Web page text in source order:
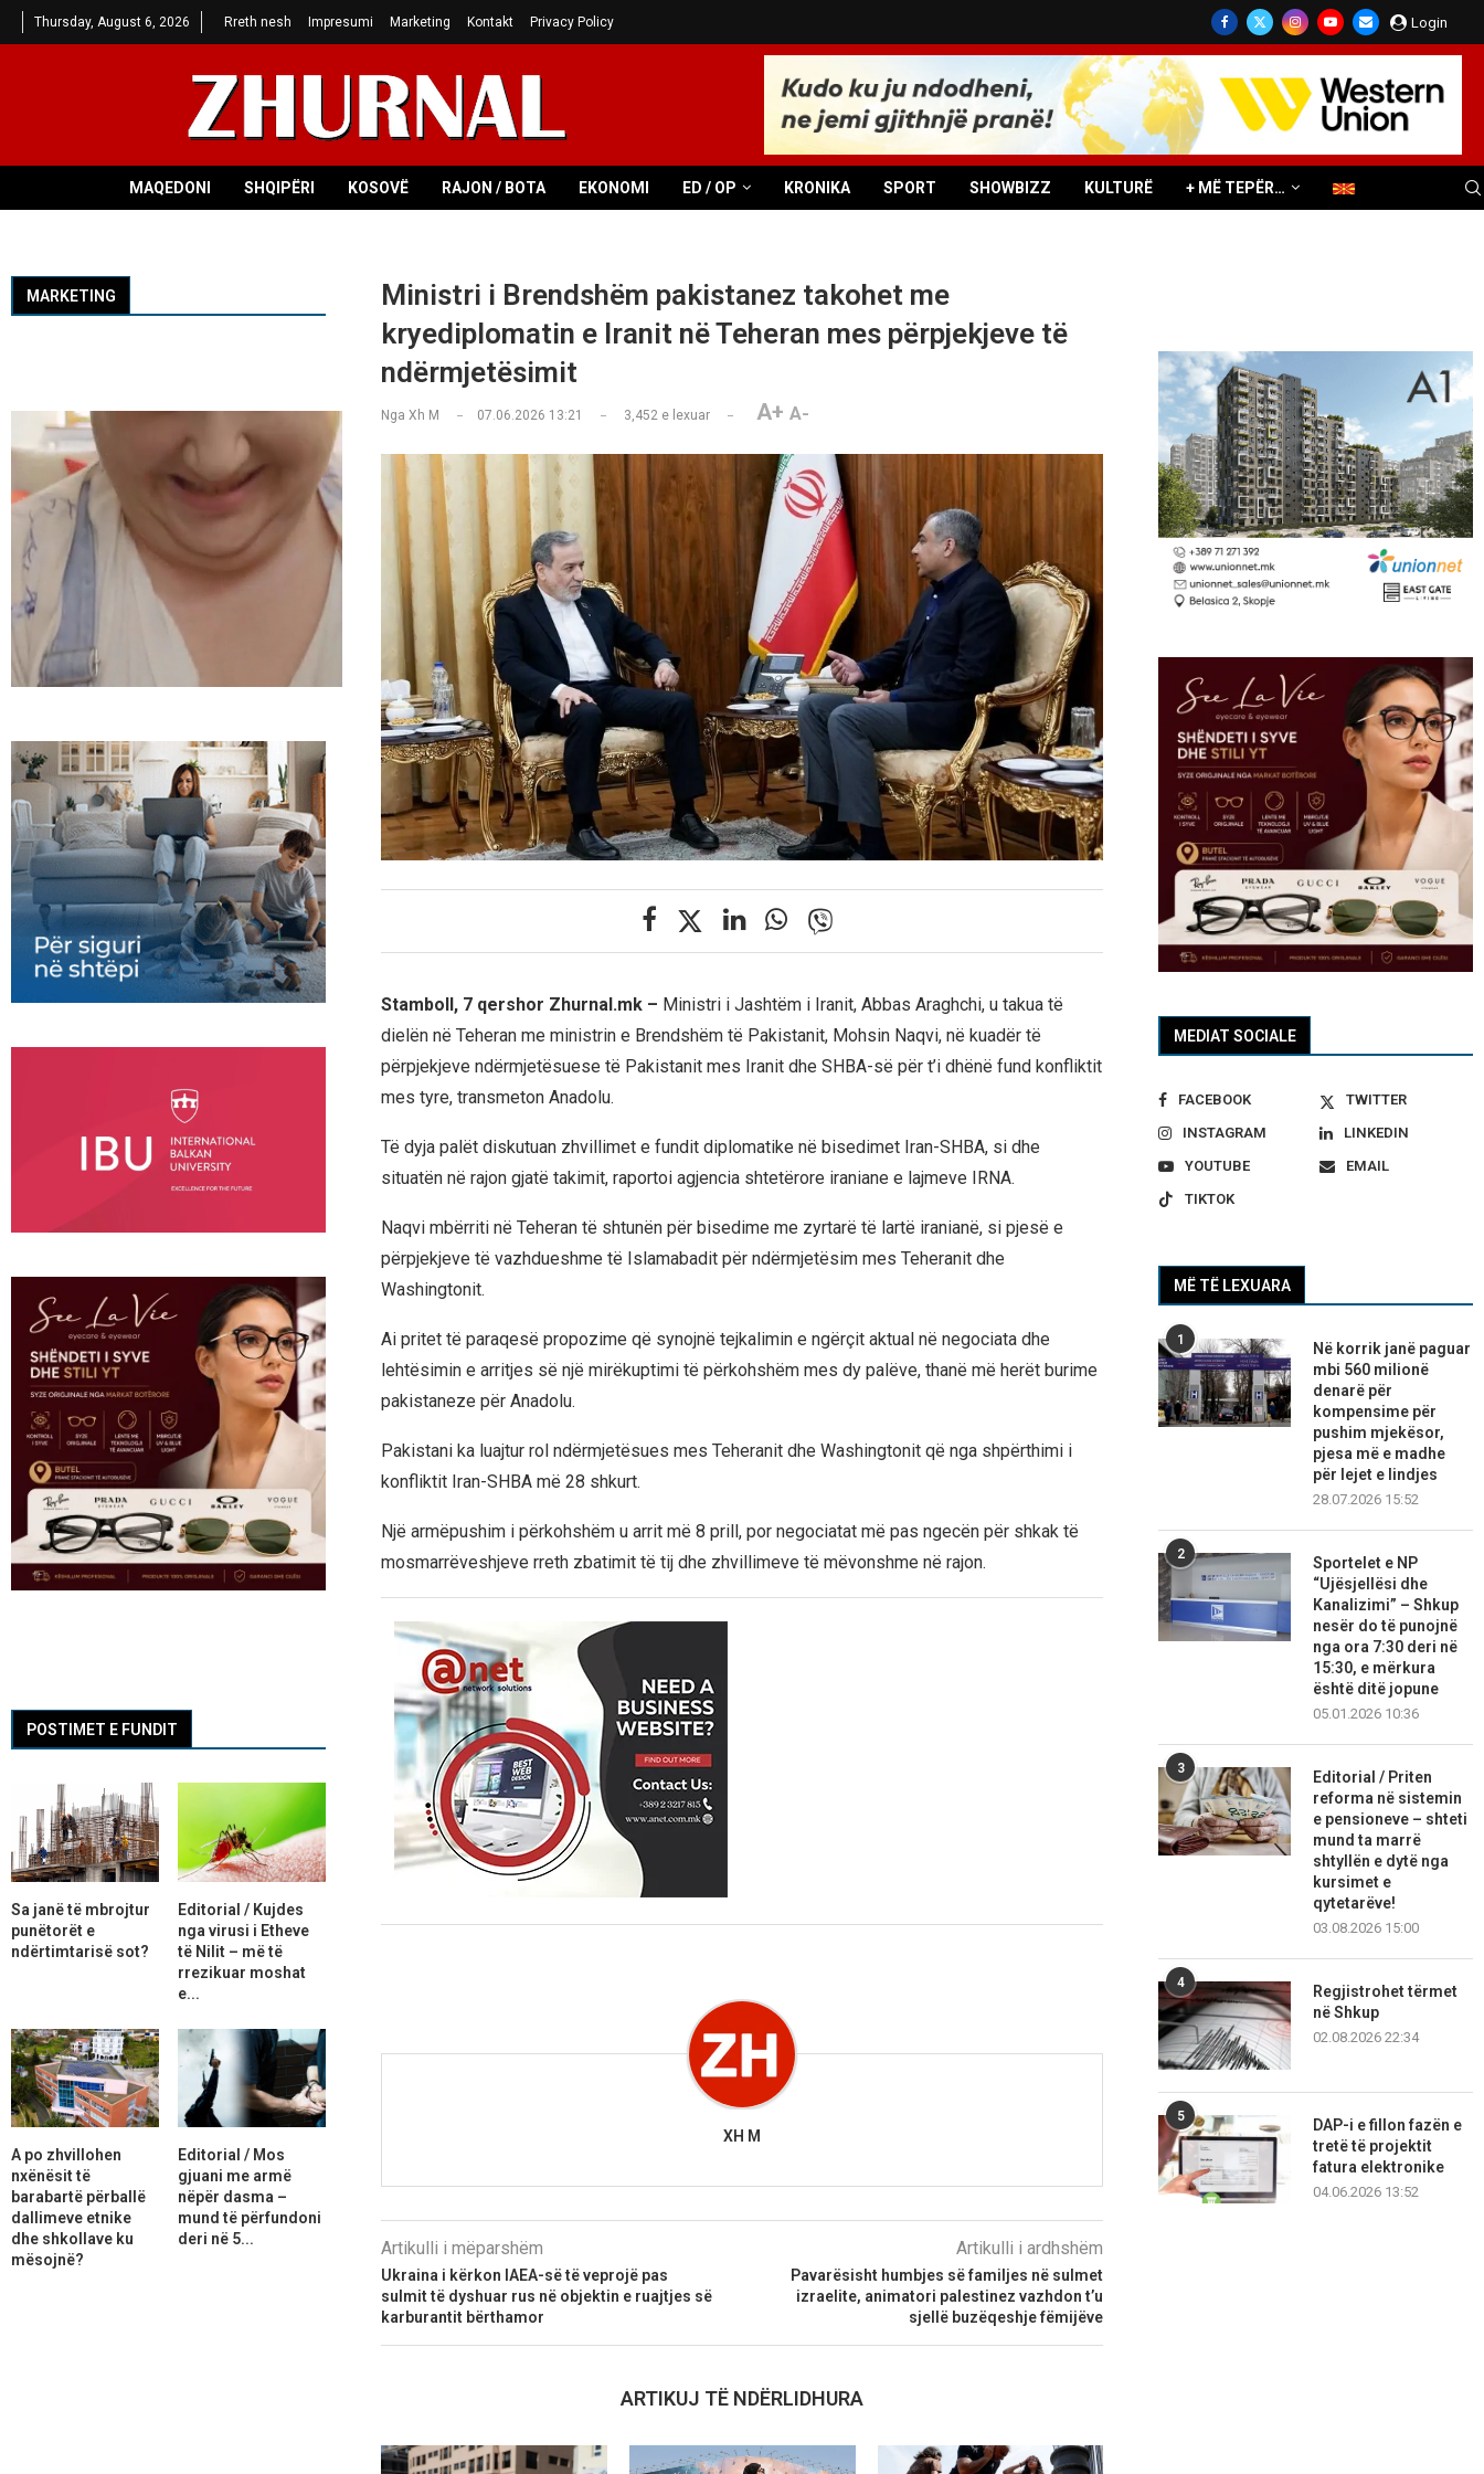
Thursday, August 6, 2026 Rreth nesh Impresumi Marketing Kontakt Privacy Policy Login
MAQEDONI SHQIPËRI KOSOVË RAJON / BOTA EKONOMI ED / OP KRONIKA SPORT SHOWBIZZ KULTURË + MË TEPËR…
Ministri i Brendshëm pakistanez takohet me
kryediplomatin e Iranit në Teheran mes përpjekjeve të
ndërmjetësimit
Nga Xh M 07.06.2026 13:21 3,452e lexuar A+ A-
Stamboll, 7 qershor Zhurnal.mk – Ministri i Jashtëm i Iranit, Abbas Araghchi, u takua të
dielën në Teheran me ministrin e Brendshëm të Pakistanit, Mohsin Naqvi, në kuadër të
përpjekjeve ndërmjetësuese të Pakistanit mes Iranit dhe SHBA-së për t’i dhënë fund konfliktit
mes tyre, transmeton Anadolu.
Të dyja palët diskutuan zhvillimet e fundit diplomatike në bisedimet Iran-SHBA, si dhe
situatën në rajon gjatë takimit, raportoi agjencia shtetërore iraniane e lajmeve IRNA.
Naqvi mbërriti në Teheran të shtunën për bisedime me zyrtarë të lartë iranianë, si pjesë e
përpjekjeve të vazhdueshme të Islamabadit për ndërmjetësim mes Teheranit dhe
Washingtonit.
Ai pritet të paraqesë propozime që synojnë tejkalimin e ngërçit aktual në negociata dhe
lehtësimin e arritjes së një mirëkuptimi të përkohshëm mes dy palëve, thanë më herët burime
pakistaneze për Anadolu.
Pakistani ka luajtur rol ndërmjetësues mes Teheranit dhe Washingtonit që nga shpërthimi i
konfliktit Iran-SHBA më 28 shkurt.
Një armëpushim i përkohshëm u arrit më 8 prill, por negociatat më pas ngecën për shkak të
mosmarrëveshjeve rreth zbatimit të tij dhe zhvillimeve të mëvonshme në rajon.
XH M
Artikulli i mëparshëm
Ukraina i kërkon IAEA-së të veprojë pas
sulmit të dyshuar rus në objektin e ruajtjes së
karburantit bërthamor
Artikulli i ardhshëm
Pavarësisht humbjes së familjes në sulmet
izraelite, animatori palestinez vazhdon t’u
sjellë buzëqeshje fëmijëve
ARTIKUJ TË NDËRLIDHURA
MEDIAT SOCIALE
FACEBOOK
TWITTER
INSTAGRAM
LINKEDIN
YOUTUBE
EMAIL
TIKTOK
MË TË LEXUARA
1
Në korrik janë paguar
mbi 560 milionë
denarë për
kompensime për
pushim mjekësor,
pjesa më e madhe
për lejet e lindjes
28.07.2026 15:52
2
Sportelet e NP
“Ujësjellësi dhe
Kanalizimi” – Shkup
nesër do të punojnë
nga ora 7:30 deri në
15:30, e mërkura
është ditë jopune
05.01.2026 10:36
3
Editorial / Priten
reforma në sistemin
e pensioneve – shteti
mund ta marrë
shtyllën e dytë nga
kursimet e
qytetarëve!
03.08.2026 15:00
4
Regjistrohet tërmet
në Shkup
02.08.2026 22:34
5
DAP-i e fillon fazën e
tretë të projektit
fatura elektronike
04.06.2026 13:52
MARKETING
POSTIMET E FUNDIT
Sa janë të mbrojtur
punëtorët e
ndërtimtarisë sot?
Editorial / Kujdes
nga virusi i Etheve
të Nilit – më të
rrezikuar moshat
e...
A po zhvillohen
nxënësit të
barabartë përballë
dallimeve etnike
dhe shkollave ku
mësojnë?
Editorial / Mos
gjuani me armë
nëpër dasma –
mund të përfundoni
deri në 5...